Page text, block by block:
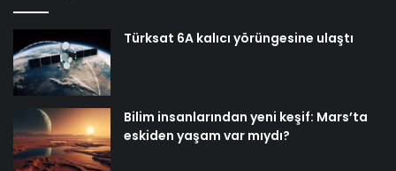
Türksat 6A kalıcı yörüngesine ulaştı
Bilim insanlarından yeni keşif: Mars’ta
eskiden yaşam var mıydı?